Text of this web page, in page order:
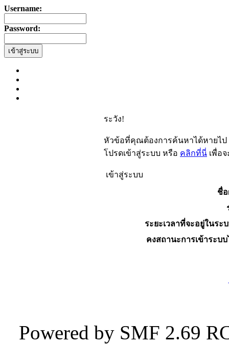
Username:
Password:
ระวัง!
หัวข้อที่คุณต้องการค้นหาได้หายไ
โปรดเข้าสู่ระบบ หรือ คลิกที่นี่ เพื่อ
เข้าสู่ระบบ
ชื่อ
ระยะเวลาที่จะอยู่ในระ
คงสถานะการเข้าระบ
Powered by SMF 2.69